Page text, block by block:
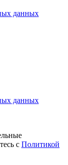
данных
данных
с Политикой